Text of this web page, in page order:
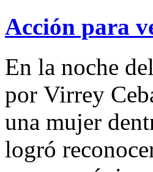
Acción para
En la noche
por Virrey
una mujer
logró